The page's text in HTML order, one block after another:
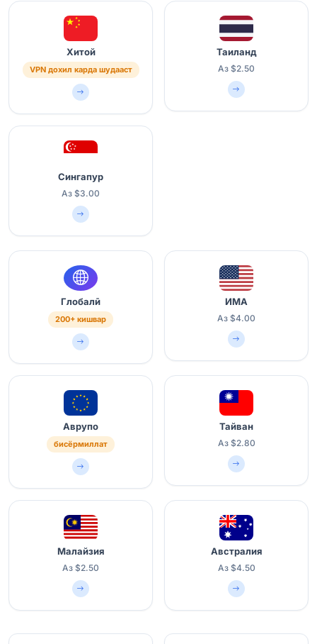
Хитой
VPN дохил карда шудааст
Таиланд
Аз $2.50
Сингапур
Аз $3.00
Глобалӣ
200+ кишвар
ИМА
Аз $4.00
Аврупо
бисёрмиллат
Тайван
Аз $2.80
Малайзия
Аз $2.50
Австралия
Аз $4.50